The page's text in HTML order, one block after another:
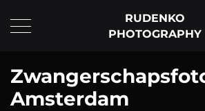
RUDENKO
PHOTOGRAPHY
Amsterdam